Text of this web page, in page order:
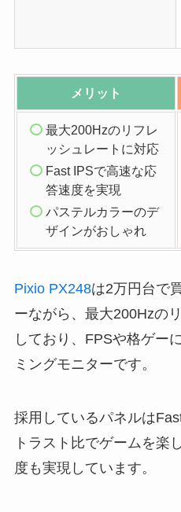
メリット
最大200Hzのリフレ
ッシュレートに対応
Fast IPSで高速な応
答速度を実現
パステルカラーのデ
ザインがおしゃれ
Pixio PX248は2万円台で
ーながら、最大200Hzの
しており、FPSや格ゲー
ミングモニターです。
採用しているパネルは
トラスト比でゲームを楽
度も実現しています。